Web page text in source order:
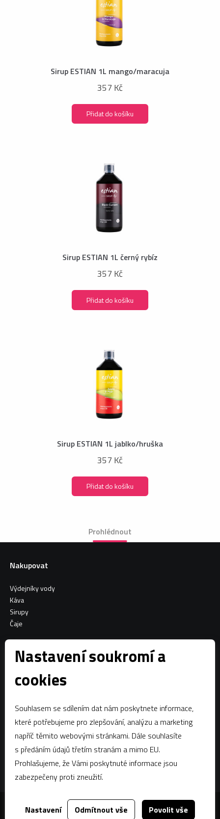
Nastavení soukromí a
cookies
Souhlasem se sdílením dat nám poskytnete informace,
které potřebujeme pro zlepšování, analýzu a marketing
napříč těmito webovými stránkami. Dále souhlasíte
s předáním údajů třetím stranám a mimo EU.
Prohlašujeme, že Vámi poskytnuté informace jsou
zabezpečeny proti zneužití.
Nastavení Odmítnout vše Povolit vše
Sirup ESTIAN 1L mango/maracuja
357 Kč
Přidat do košíku
Sirup ESTIAN 1L černý rybíz
357 Kč
Přidat do košíku
Sirup ESTIAN 1L jablko/hruška
357 Kč
Přidat do košíku
Prohlédnout
Nakupovat
Výdejníky vody
Káva
Sirupy
Čaje
Facebook
Kontaktujte nás
estian@estian.cz
+420 602 436 140
Za tímto webem stojídgstudio.